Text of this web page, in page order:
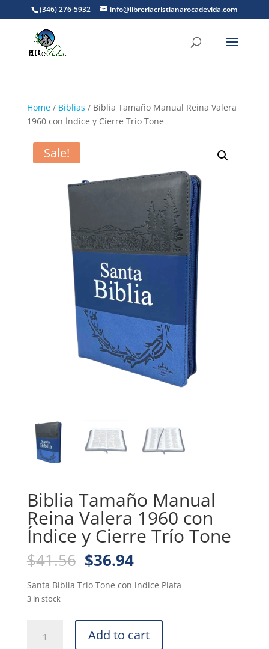
(346) 276-5932 info@libreriacristianarocadevida.com
Home/ Biblias / Biblia Tamaño Manual Reina Valera
1960 con Índice y Cierre Trío Tone
Sale!
Biblia Tamaño Manual
Reina Valera 1960 con
Índice y Cierre Trío Tone
$41.56 Original
price
was:
$36.94Current
is:
Santa Biblia Trio Tone con indice Plata
3 in stock
Tamaño
Add to cart